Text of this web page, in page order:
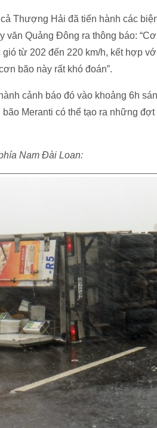
Thượng Hải đã tiến hành các
Quảng Đông ra thông báo:
từ 202 đến 220 km/h, kết hợp
bão này rất khó đoán”.
cảnh báo đó vào khoảng 6h
Meranti có thể tạo ra những đợt
Nam Đài Loan: